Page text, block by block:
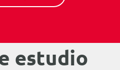
estudio